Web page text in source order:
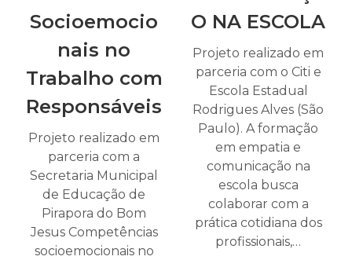
Socioemocio
nais no
Trabalho com
Responsáveis
Projeto realizado em
parceria com a
Secretaria Municipal
de Educação de
Pirapora do Bom
Jesus Competências
socioemocionais no
O NA ESCOLA
Projeto realizado em
parceria com o Citi e
Escola Estadual
Rodrigues Alves (São
Paulo). A formação
em empatia e
comunicação na
escola busca
colaborar com a
prática cotidiana dos
profissionais,…